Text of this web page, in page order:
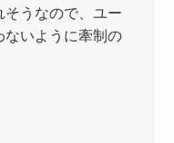
うなので、ユー
いように牽制の